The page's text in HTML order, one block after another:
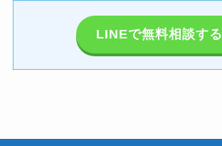
LINEで無料相談する